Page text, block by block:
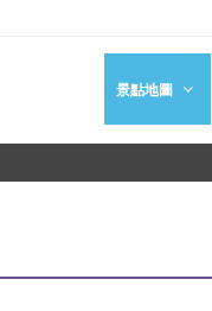
景點地圖